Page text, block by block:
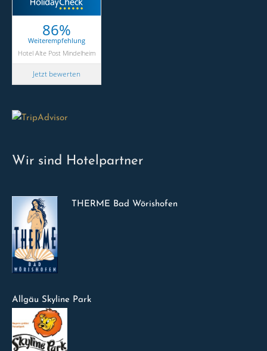
86%
Weiterempfehlung
Hotel Alte Post Mindelheim
Jetzt bewerten
Wir sind Hotelpartner
THERME Bad Wörishofen
Allgäu Skyline Park